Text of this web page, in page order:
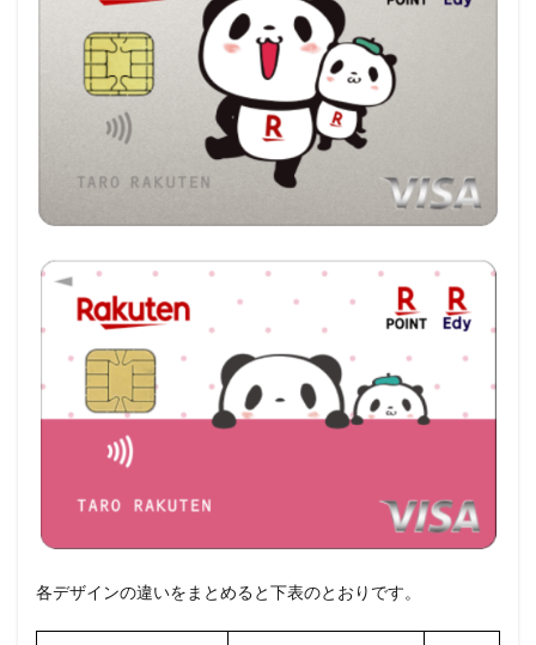
各デザインの違いをまとめると下表のとおりです。